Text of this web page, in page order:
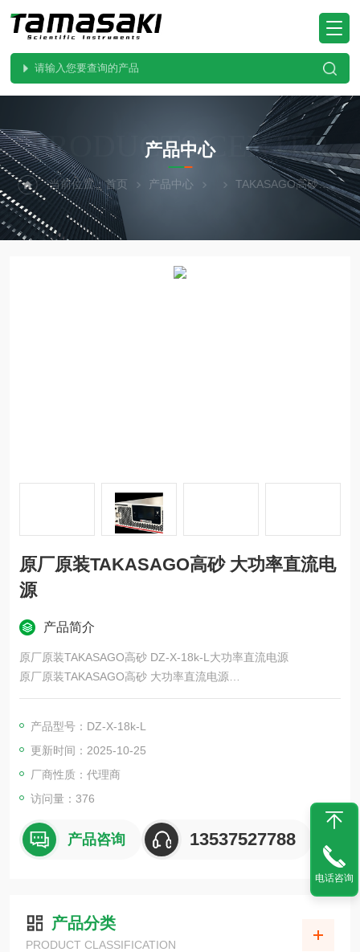
PRODUCTS CENTER
产品中心
当前位置：首页 产品中心 TAKASAGO高砂
原厂原装TAKASAGO高砂 大功率直流电
源
产品简介
原厂原装TAKASAGO高砂 DZ-X-18k-L大功率直流电源
原厂原装TAKASAGO高砂 大功率直流电源
概念电源。
产品型号：DZ-X-18k-L
更新时间：2025-10-25
厂商性质：代理商
访问量：376
产品咨询 13537527788
产品分类
PRODUCT CLASSIFICATION
电话咨询